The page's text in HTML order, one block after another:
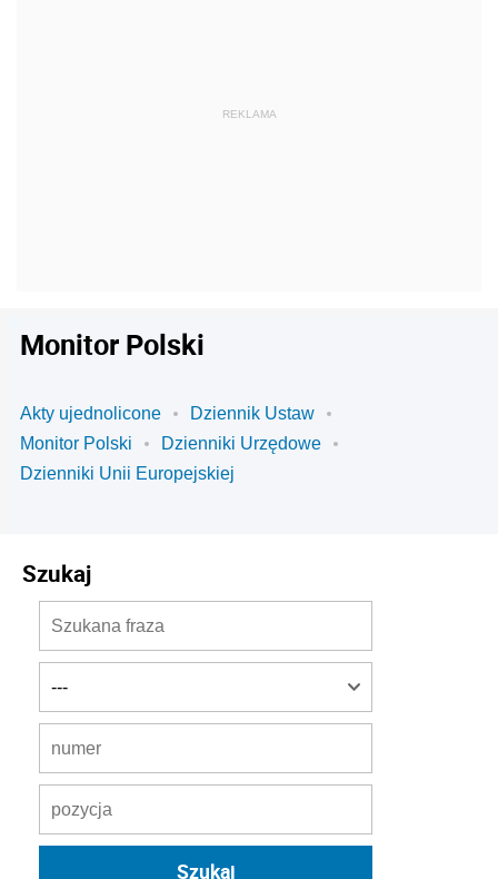
Monitor Polski
Akty ujednolicone
Dziennik Ustaw
Monitor Polski
Dzienniki Urzędowe
Dzienniki Unii Europejskiej
Szukaj